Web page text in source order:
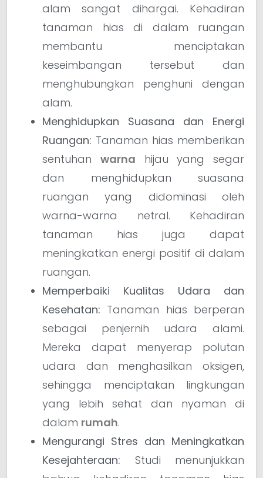
alam sangat dihargai. Kehadiran
tanaman hias di dalam ruangan
membantu menciptakan
keseimbangan tersebut dan
menghubungkan penghuni dengan
alam.
Menghidupkan Suasana dan Energi
Ruangan: Tanaman hias memberikan
sentuhan warna hijau yang segar
dan menghidupkan suasana
ruangan yang didominasi oleh
warna-warna netral. Kehadiran
tanaman hias juga dapat
meningkatkan energi positif di dalam
ruangan.
Memperbaiki Kualitas Udara dan
Kesehatan: Tanaman hias berperan
sebagai penjernih udara alami.
Mereka dapat menyerap polutan
udara dan menghasilkan oksigen,
sehingga menciptakan lingkungan
yang lebih sehat dan nyaman di
dalam rumah.
Mengurangi Stres dan Meningkatkan
Kesejahteraan: Studi menunjukkan